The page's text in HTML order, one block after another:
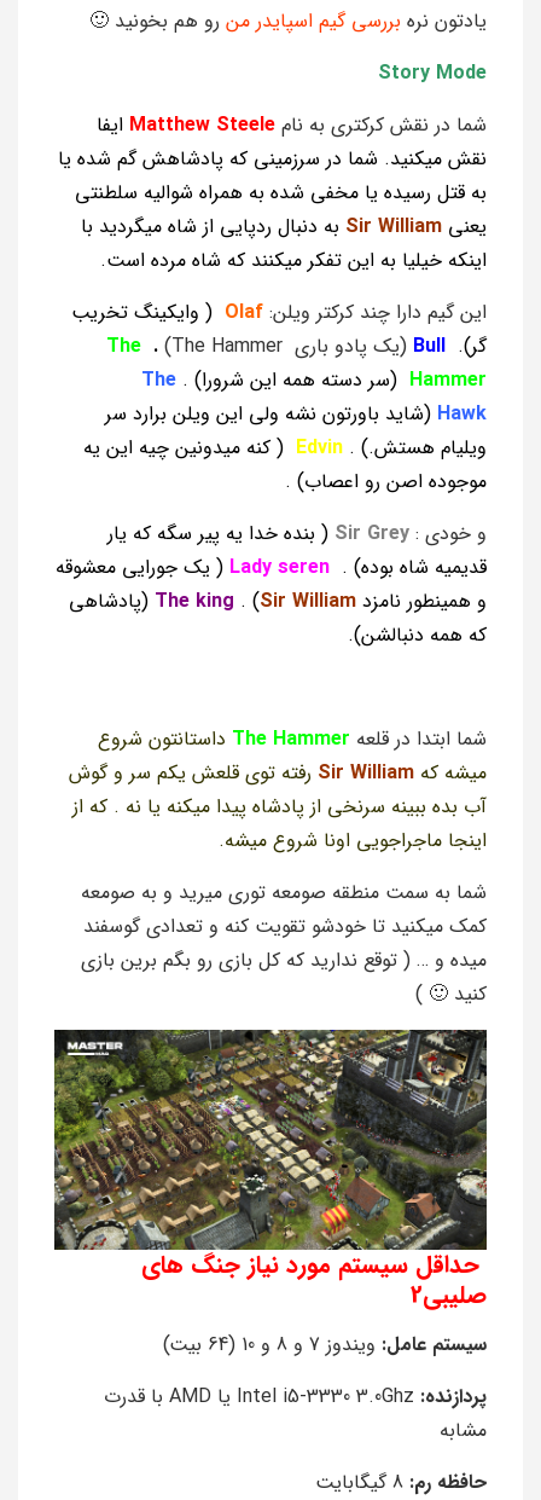
یادتون نره بررسی گیم اسپایدر من رو هم بخونید 🙂
Story Mode
شما در نقش کرکتری به نام Matthew Steele ایفا
نقش میکنید. شما در سرزمینی که پادشاهش گم شده یا
به قتل رسیده یا مخفی شده به همراه شوالیه سلطنتی
یعنی Sir William به دنبال ردپایی از شاه میگردید با
اینکه خیلیا به این تفکر میکنند که شاه مرده است.
این گیم دارا چند کرکتر ویلن:
( وایکینگ تخریب
گر). Bull (یک پادو باری The Hammer) .
The
Hammer (سر دسته همه این شرورا) . The
Hawk (شاید باورتون نشه ولی این ویلن برارد سر
ویلیام هستش.) . Edvin ( کنه میدونین چیه این یه
موجوده اصن رو اعصاب) .
و خودی : Sir Grey ( بنده خدا یه پیر سگه که یار
قدیمیه شاه بوده) . Lady seren ( یک جورایی معشوقه
و همینطور نامزد Sir William
) .
The king (پادشاهی
که همه دنبالشن).
شما ابتدا در قلعه The Hammer داستانتون شروع
میشه که Sir William رفته توی قلعش یکم سر و گوش
آب بده ببینه سرنخی از پادشاه پیدا میکنه یا نه . که از
اینجا ماجراجویی اونا شروع میشه.
شما به سمت منطقه صومعه توری میرید و به صومعه
کمک میکنید تا خودشو تقویت کنه و تعدادی گوسفند
میده و … ( توقع ندارید که کل بازی رو بگم برین بازی
کنید 🙂 )
حداقل سیستم مورد نیاز جنگ های
صلیبی2
سیستم عامل: ویندوز 7 و 8 و 10 (64 بیت)
پردازنده:
Intel i5-3330 3.0Ghz یا AMD با قدرت
مشابه
حافظه رم: